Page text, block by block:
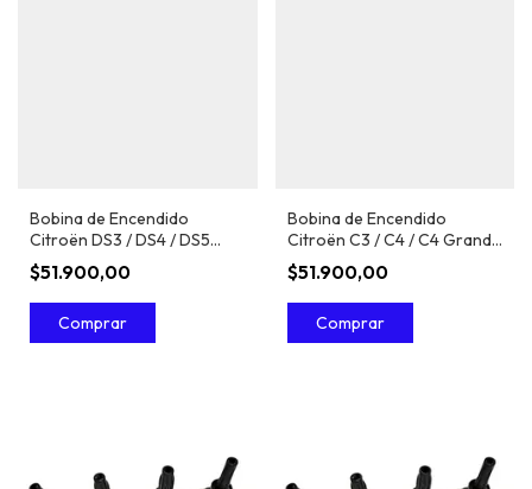
Bobina de Encendido
Citroën DS3 / DS4 / DS5
Grand Picasso - Bosch
$51.900,00
Bobina de Encendido
Citroën C3 / C4 / C4 Grand
Picasso - Bosch
$51.900,00